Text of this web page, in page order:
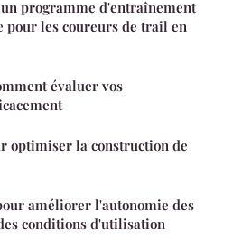
programme d'entraînement
pour les coureurs de trail en
évaluer vos
optimiser la construction de
améliorer l'autonomie des
conditions d'utilisation